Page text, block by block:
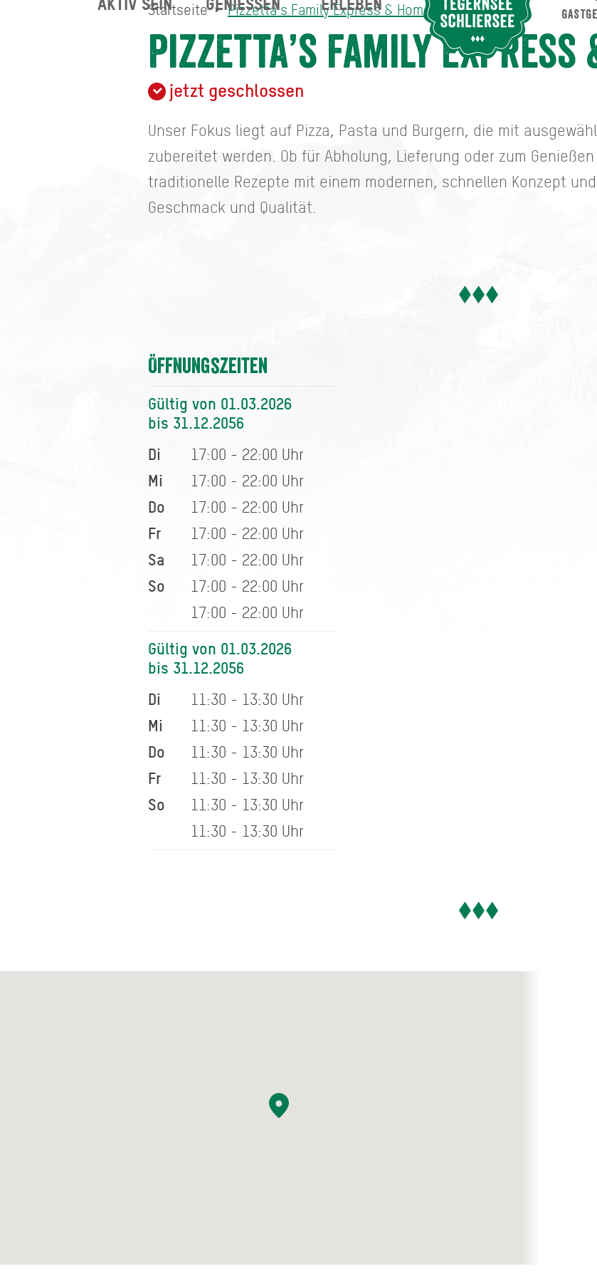
Startseite Pizzetta’s Family Express & Home
Pizzetta’s Family Express
jetzt geschlossen
Unser Fokus liegt auf Pizza, Pasta und Burgern, die mit
zubereitet werden. Ob für Abholung, Lieferung oder zum
traditionelle Rezepte mit einem modernen, schnellen Konzept
Geschmack und Qualität.
Öffnungszeiten
Gültig von 01.03.2026
bis 31.12.2056
Di
17:00 - 22:00 Uhr
Mi 17:00 - 22:00 Uhr
Do 17:00 - 22:00 Uhr
Fr 17:00 - 22:00 Uhr
Sa 17:00 - 22:00 Uhr
So
17:00 - 22:00 Uhr
17:00 - 22:00 Uhr
Gültig von 01.03.2026
bis 31.12.2056
Di
11:30 - 13:30 Uhr
Mi 11:30 - 13:30 Uhr
Do 11:30 - 13:30 Uhr
Fr 11:30 - 13:30 Uhr
So
11:30 - 13:30 Uhr
11:30 - 13:30 Uhr
Pizzetta’s Family Express & Home
AKTIV SEIN GENIESSEN ERLEBEN
Suche abschicken